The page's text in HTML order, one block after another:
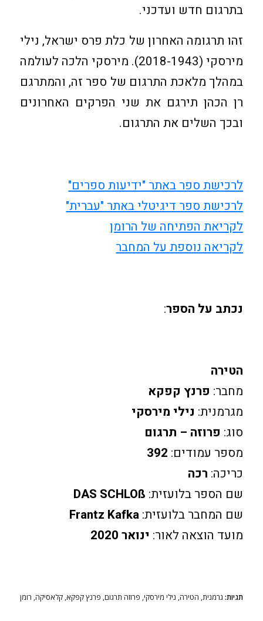
בתרגום חדש ועדכני.
זהו תרגומה האחרון של כלת פרס ישראל, נילי
מירסקי (2018-1943). מירסקי הלכה לעולמה
במהלך מלאכת התרגום של ספר זה, והמתרגם
רן הכהן תירגם את שני הפרקים האחרונים
ובכך השלים את התרגום.
לרכישת ספר באתר "ידיעות ספרים"
לרכישת ספר דיגיטלי באתר "עברית"
לקריאת הפתיחה של הרומן
לקריאה נוספת על המחבר
נכתב על הספר:
הטירה
מחבר: פרנץ קפקא
מגרמנית: נילי מירסקי
סוג: פרוזה – תרגום
מספר עמודים:
כריכה: רכה
שם הספר בלועזית: DAS SCHLOß
שם המחבר בלועזית:Frantz Kafka
מועד הוצאה לאור: ינואר 2020
תגיות: גרמנית, הטירה, נילי מירסקי, פרוזה תרגום, פרנץ קפקא, קלאסיקה, רומן